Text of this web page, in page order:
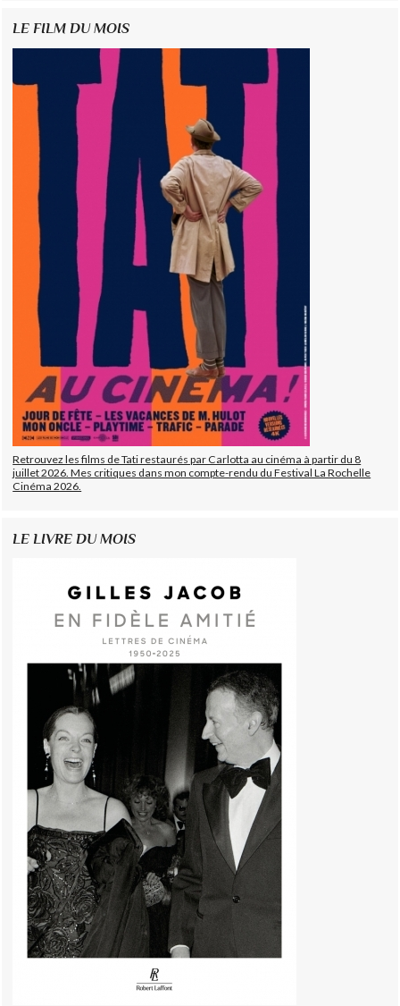
LE FILM DU MOIS
Retrouvez les films de Tati restaurés par Carlotta au cinéma à partir du 8
juillet 2026. Mes critiques dans mon compte-rendu du Festival La Rochelle
Cinéma 2026.
LE LIVRE DU MOIS